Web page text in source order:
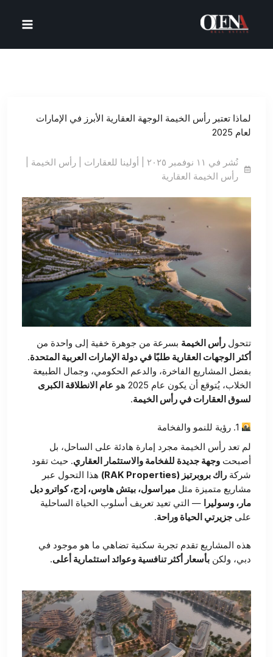
المحتوى
لماذا تعتبر رأس الخيمة الوجهة العقارية الأبرز في الإمارات
لعام 2025
نُشر في ١١ نوفمبر ٢٠٢٥ | أولينا للعقارات | رأس الخيمة |
رأس الخيمة العقارية
تتحول رأس الخيمة بسرعة من جوهرة خفية إلى واحدة من
أكثر الوجهات العقارية طلبًا في دولة الإمارات العربية المتحدة.
بفضل المشاريع الفاخرة، والدعم الحكومي، وجمال الطبيعة
الخلاب، يُتوقع أن يكون عام 2025 هو
عام الانطلاقة الكبرى
لسوق العقارات في رأس الخيمة.
لم تعد رأس الخيمة مجرد إمارة هادئة على الساحل، بل
أصبحت وجهة جديدة للفخامة والاستثمار العقاري. حيث تقود
شركة راك بروبرتيز (RAK Properties)
هذا التحول عبر
مشاريع متميزة مثل ميراسول، بيتش هاوس، إدج، كواترو ديل
مار، وسوليرا
— التي تعيد تعريف أسلوب الحياة الساحلية
على جزيرتي الحياة وراحة.
هذه المشاريع تقدم تجربة سكنية تضاهي ما هو موجود في
دبي، ولكن بأسعار أكثر تنافسية وعوائد استثمارية أعلى.